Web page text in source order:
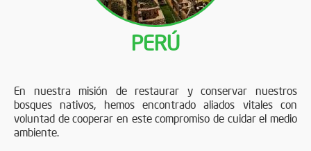
PERÚ
En nuestra misión de restaurar y conservar nuestros
bosques nativos, hemos encontrado aliados vitales con
voluntad de cooperar en este compromiso de cuidar el medio
ambiente.